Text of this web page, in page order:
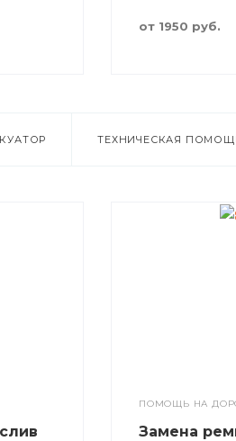
от 1950 руб.
ТЕХНИЧЕСКАЯ
ПОМОЩЬ НА
Замена